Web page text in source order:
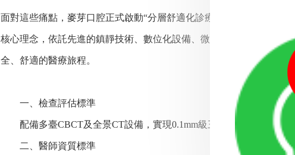
面對這些痛點，麥芽口腔正式啟動“分層舒適化診療體系”，併發布《
核心理念，依託先進的鎮靜技術、數位化設備、微創手術方法及多學
全、舒適的醫療旅程。
一、檢查評估標準
配備多臺CBCT及全景CT設備，實現0.1mm級三維成像，精準評估
二、醫師資質標準